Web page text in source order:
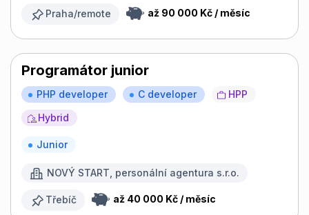
Praha/remote až 90 000 Kč / měsíc
Programátor junior
PHP developer C developer
HPP
Hybrid
Junior
NOVÝ START, personální agentura s.r.o.
Třebíč až 40 000 Kč / měsíc